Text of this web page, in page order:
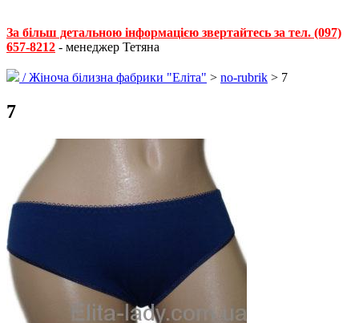
За більш детальною інформацією звертайтесь за тел. (097)
657-8212 - менеджер Тетяна
/Жіноча білизна фабрики "Еліта" > no-rubrik > 7
7